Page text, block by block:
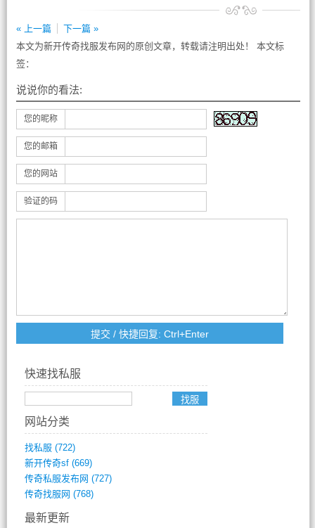
« 上一篇
下一篇 »
本文为新开传奇找服发布网的原创文章，转载请注明出处！ 本文标
签：
说说你的看法:
您的昵称
您的邮箱
您的网站
验证的码
快速找私服
网站分类
找私服 (722)
新开传奇sf(669)
传奇私服发布网 (727)
传奇找服网 (768)
最新更新